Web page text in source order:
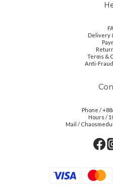
Delivery
Terms &
Anti-
Phone /
Hours /
Mail /